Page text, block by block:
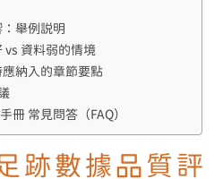
舉例說明
vs 資料弱的情境
納入的章節要點
冊 常見問答（FAQ）
跡數據品質評